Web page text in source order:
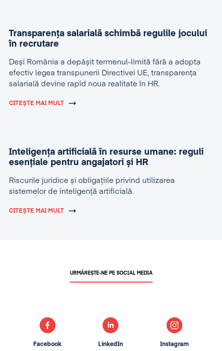
Transparența salarială schimbă regulile jocului
în recrutare
Deși România a depășit termenul-limită fără a adopta
efectiv legea transpunerii Directivei UE, transparența
salarială devine rapid noua realitate în HR.
CITEȘTE MAI MULT
Inteligența artificială în resurse umane: reguli
esențiale pentru angajatori și HR
Riscurile juridice și obligațiile privind utilizarea
sistemelor de inteligență artificială.
CITEȘTE MAI MULT
URMĂREȘTE-NE PE SOCIAL MEDIA
Facebook LinkedIn Instagram